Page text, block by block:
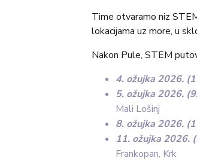
Time otvaramo niz
lokacijama uz more, u
Nakon Pule, STEM
4. ožujka 2026.
5. ožujka 2026.
Mali Lošinj
8. ožujka 2026.
11. ožujka 2026.
Frankopan, Krk